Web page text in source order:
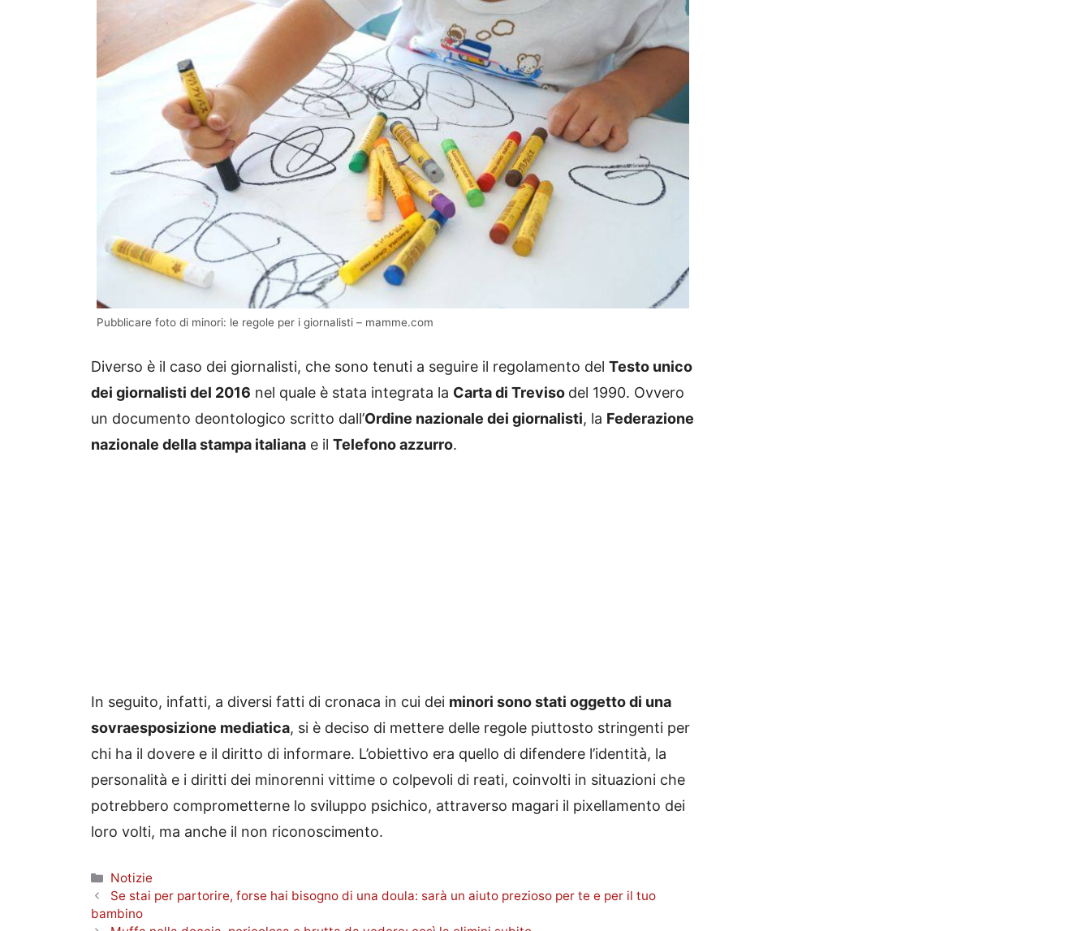
Pubblicare foto di minori: le regole per i giornalisti – mamme.com
Diverso è il caso dei giornalisti, che sono tenuti a seguire il regolamento del Testo unico
dei giornalisti del 2016 nel quale è stata integrata la Carta di Treviso del 1990. Ovvero
un documento deontologico scritto dall’Ordine nazionale dei giornalisti, la Federazione
nazionale della stampa italiana e il Telefono azzurro.
In seguito, infatti, a diversi fatti di cronaca in cui dei minori sono stati oggetto di una
sovraesposizione mediatica, si è deciso di mettere delle regole piuttosto stringenti per
chi ha il dovere e il diritto di informare. L’obiettivo era quello di difendere l’identità, la
personalità e i diritti dei minorenni vittime o colpevoli di reati, coinvolti in situazioni che
potrebbero comprometterne lo sviluppo psichico, attraverso magari il pixellamento dei
loro volti, ma anche il non riconoscimento.
Categorie
Notizie
Se stai per partorire, forse hai bisogno di una doula: sarà un aiuto prezioso per te e per il tuo
bambino